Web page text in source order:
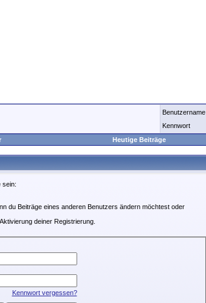
Benutzername
Kennwort
Heutige Beiträge
sein:
du Beiträge eines anderen Benutzers ändern möchtest oder
deiner Registrierung.
Kennwort vergessen?